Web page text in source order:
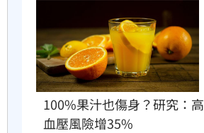
100%果汁也傷身？研究：高
血壓風險增35%